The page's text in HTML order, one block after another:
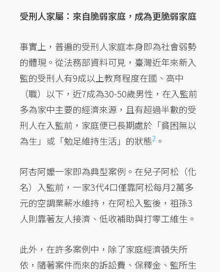
受刑人家屬：來自脆弱家庭，成為更脆弱家庭
事實上，普遍的受刑人家庭本身即為社會弱勢
的體現。從法務部資料可見，臺灣近年來新入
監的受刑人有9成以上教育程度在國、高中
（職）以下，近7成為30-50歲男性，在入監前
多為家中主要的經濟來源，且有超過半數的受
刑人在入監前，家庭便已長期處於「貧困無以
為生」或「勉足維持生活」的狀態2 。
阿杏阿嬤一家即為典型案例。在兒子阿松（化
名）入監前，一家3代4口僅靠阿松每月2萬多
元的空調業薪水維持，在阿松入監後，祖孫3
人則靠著友人接濟、低收補助與打零工維生。
此外，在許多案例中，除了家庭經濟頓失所
依，隨著案件而來的訴訟費、保釋金、監所生